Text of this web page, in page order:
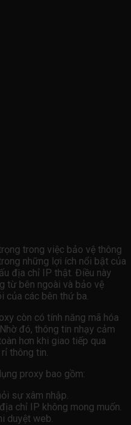
trong việc bảo vệ thông
những lợi ích nổi bật của
địa chỉ IP thật. Điều này
từ bên ngoài và bảo vệ
của các bên thứ ba.
còn có tính năng mã hóa
đó, thông tin nhạy cảm
hơn khi giao tiếp qua
thông tin.
proxy bao gồm:
sự xâm nhập.
chỉ IP không mong muốn.
duyệt web.